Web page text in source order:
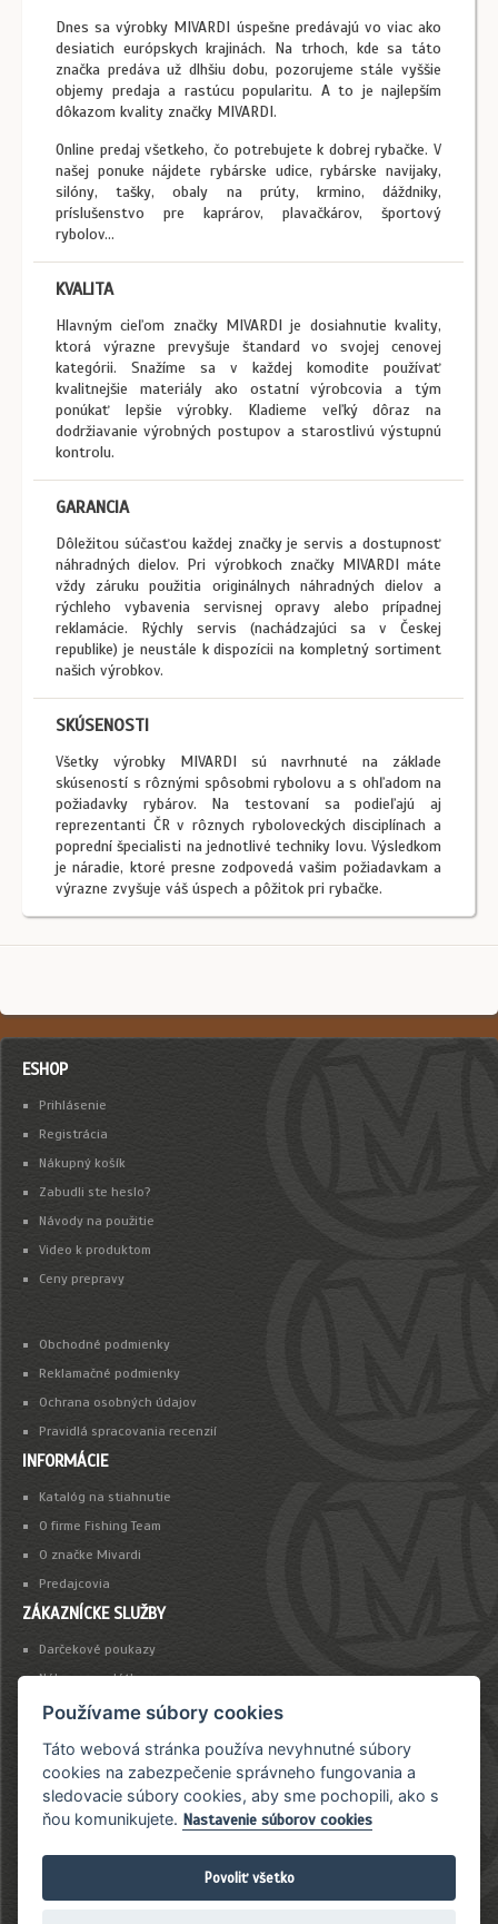
Dnes sa výrobky MIVARDI úspešne predávajú vo viac ako
desiatich európskych krajinách. Na trhoch, kde sa táto
značka predáva už dlhšiu dobu, pozorujeme stále vyššie
objemy predaja a rastúcu popularitu. A to je najlepším
dôkazom kvality značky MIVARDI.
Online predaj všetkeho, čo potrebujete k dobrej rybačke. V
našej ponuke nájdete rybárske udice, rybárske navijaky,
silóny, tašky, obaly na prúty, krmino, dáždniky,
príslušenstvo pre kaprárov, plavačkárov, športový
rybolov...
KVALITA
Hlavným cieľom značky MIVARDI je dosiahnutie kvality,
ktorá výrazne prevyšuje štandard vo svojej cenovej
kategórii. Snažíme sa v každej komodite používať
kvalitnejšie materiály ako ostatní výrobcovia a tým
ponúkať lepšie výrobky. Kladieme veľký dôraz na
dodržiavanie výrobných postupov a starostlivú výstupnú
kontrolu.
GARANCIA
Dôležitou súčasťou každej značky je servis a dostupnosť
náhradných dielov. Pri výrobkoch značky MIVARDI máte
vždy záruku použitia originálnych náhradných dielov a
rýchleho vybavenia servisnej opravy alebo prípadnej
reklamácie. Rýchly servis (nachádzajúci sa v Českej
republike) je neustále k dispozícii na kompletný sortiment
našich výrobkov.
SKÚSENOSTI
Všetky výrobky MIVARDI sú navrhnuté na základe
skúseností s rôznými spôsobmi rybolovu a s ohľadom na
požiadavky rybárov. Na testovaní sa podieľajú aj
reprezentanti ČR v rôznych ryboloveckých disciplínach a
poprední špecialisti na jednotlivé techniky lovu. Výsledkom
je náradie, ktoré presne zodpovedá vašim požiadavkam a
výrazne zvyšuje váš úspech a pôžitok pri rybačke.
ESHOP
Prihlásenie
Registrácia
Nákupný košík
Zabudli ste heslo?
Návody na použitie
Video k produktom
Ceny prepravy
Obchodné podmienky
Reklamačné podmienky
Ochrana osobných údajov
Pravidlá spracovania recenzií
INFORMÁCIE
Katalóg na stiahnutie
O firme Fishing Team
O značke Mivardi
Predajcovia
ZÁKAZNÍCKE SLUŽBY
Darčekové poukazy
Nákup na splátky
Platba kartou
NEWSLETTER
Chcete byť vždy včas informovaný o našich novinkách a akciovej ponuke?
Používame súbory cookies
Táto webová stránka používa nevyhnutné súbory
cookies na zabezpečenie správneho fungovania a
sledovacie súbory cookies, aby sme pochopili, ako s
ňou komunikujete. Nastavenie súborov cookies
Povoliť všetko